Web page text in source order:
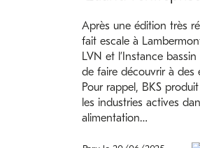
Après une édition très
fait escale à
LVN et l’Instance
de faire découvrir à des
Pour rappel, BKS
les industries actives
alimentation…